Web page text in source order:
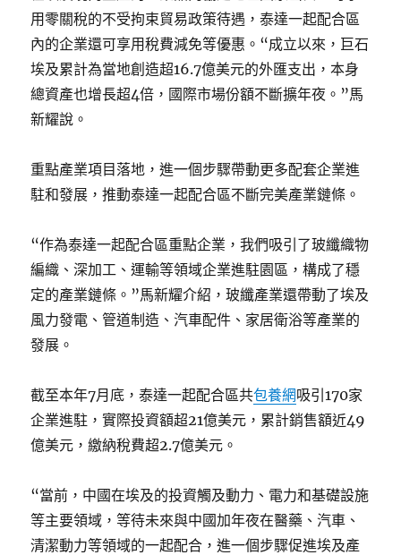
用零關稅的不受拘束貿易政策待遇，泰達一起配合區
內的企業還可享用稅費減免等優惠。“成立以來，巨石
埃及累計為當地創造超16.7億美元的外匯支出，本身
總資產也增長超4倍，國際市場份額不斷擴年夜。”馬
新耀說。
重點產業項目落地，進一個步驟帶動更多配套企業進
駐和發展，推動泰達一起配合區不斷完美產業鏈條。
“作為泰達一起配合區重點企業，我們吸引了玻纖織物
編織、深加工、運輸等領域企業進駐園區，構成了穩
定的產業鏈條。”馬新耀介紹，玻纖產業還帶動了埃及
風力發電、管道制造、汽車配件、家居衛浴等產業的
發展。
截至本年7月底，泰達一起配合區共包養網吸引170家
企業進駐，實際投資額超21億美元，累計銷售額近49
億美元，繳納稅費超2.7億美元。
“當前，中國在埃及的投資觸及動力、電力和基礎設施
等主要領域，等待未來與中國加年夜在醫藥、汽車、
清潔動力等領域的一起配合，進一個步驟促進埃及產